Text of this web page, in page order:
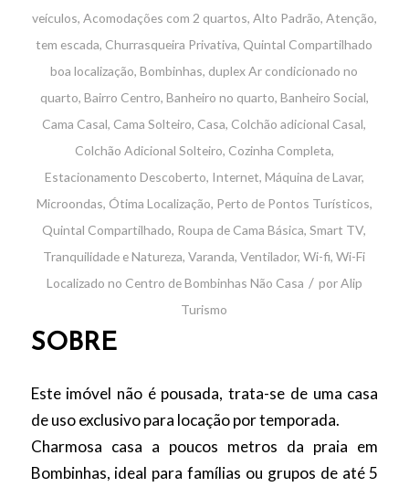
veículos, Acomodações com 2 quartos, Alto Padrão, Atenção,
tem escada, Churrasqueira Privativa, Quintal Compartilhado
boa localização,Bombinhas, duplex Ar condicionado no
quarto, Bairro Centro, Banheiro no quarto, Banheiro Social,
Cama Casal, Cama Solteiro, Casa, Colchão adicional Casal,
Colchão Adicional Solteiro, Cozinha Completa,
Estacionamento Descoberto, Internet, Máquina de Lavar,
Microondas, Ótima Localização, Perto de Pontos Turísticos,
Quintal Compartilhado, Roupa de Cama Básica,Smart TV,
Tranquilidade e Natureza,Varanda,Ventilador,Wi-fi,Wi-Fi
Localizado no Centro de Bombinhas Não Casa / porAlip
Turismo
SOBRE
Este imóvel não é pousada, trata-se de uma casa
de uso exclusivo para locação por temporada.
Charmosa casa a poucos metros da praia em
Bombinhas, ideal para famílias ou grupos de até 5